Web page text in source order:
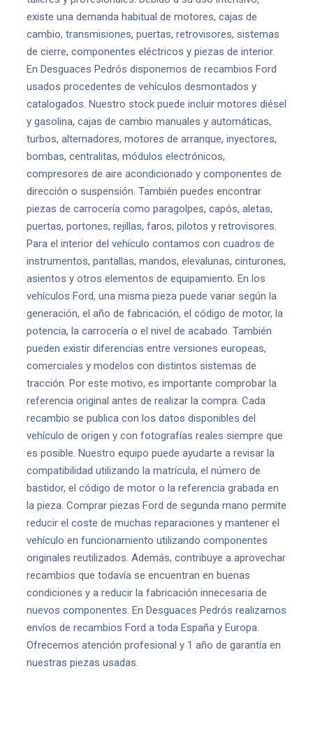
existe una demanda habitual de motores, cajas de
cambio, transmisiones, puertas, retrovisores, sistemas
de cierre, componentes eléctricos y piezas de interior.
En Desguaces Pedrós disponemos de recambios Ford
usados procedentes de vehículos desmontados y
catalogados. Nuestro stock puede incluir motores diésel
y gasolina, cajas de cambio manuales y automáticas,
turbos, alternadores, motores de arranque, inyectores,
bombas, centralitas, módulos electrónicos,
compresores de aire acondicionado y componentes de
dirección o suspensión. También puedes encontrar
piezas de carrocería como paragolpes, capós, aletas,
puertas, portones, rejillas, faros, pilotos y retrovisores.
Para el interior del vehículo contamos con cuadros de
instrumentos, pantallas, mandos, elevalunas, cinturones,
asientos y otros elementos de equipamiento. En los
vehículos Ford, una misma pieza puede variar según la
generación, el año de fabricación, el código de motor, la
potencia, la carrocería o el nivel de acabado. También
pueden existir diferencias entre versiones europeas,
comerciales y modelos con distintos sistemas de
tracción. Por este motivo, es importante comprobar la
referencia original antes de realizar la compra. Cada
recambio se publica con los datos disponibles del
vehículo de origen y con fotografías reales siempre que
es posible. Nuestro equipo puede ayudarte a revisar la
compatibilidad utilizando la matrícula, el número de
bastidor, el código de motor o la referencia grabada en
la pieza. Comprar piezas Ford de segunda mano permite
reducir el coste de muchas reparaciones y mantener el
vehículo en funcionamiento utilizando componentes
originales reutilizados. Además, contribuye a aprovechar
recambios que todavía se encuentran en buenas
condiciones y a reducir la fabricación innecesaria de
nuevos componentes. En Desguaces Pedrós realizamos
envíos de recambios Ford a toda España y Europa.
Ofrecemos atención profesional y 1 año de garantía en
nuestras piezas usadas.